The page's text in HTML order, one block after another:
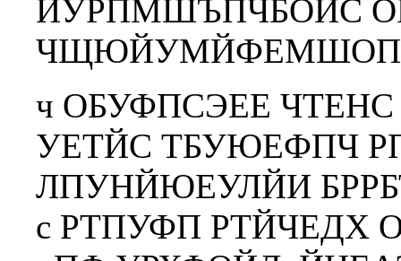
ЙУРПМШЪПЧБОЙС
ч ОБУФПСЭЕЕ
УЕТЙС ТБУЮЕФПЧ
ЛПУНЙЮЕУЛЙИ
с РТПУФП РТЙЧЕДХ